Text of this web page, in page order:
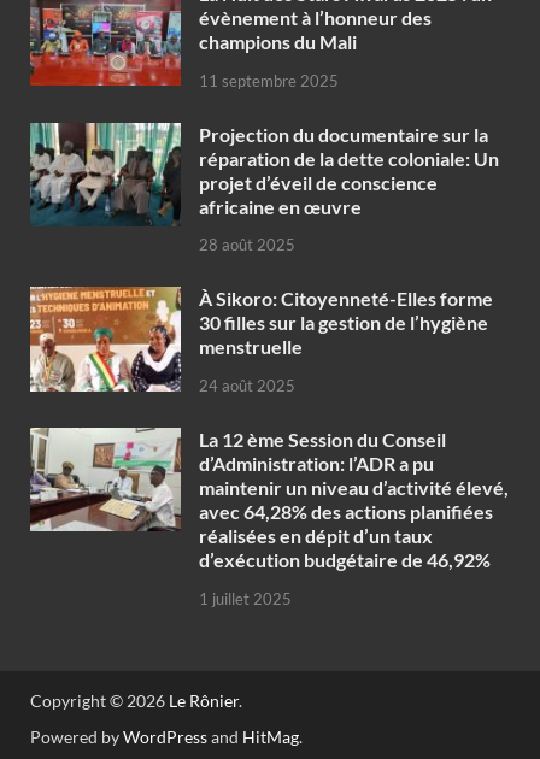
évènement à l’honneur des
champions du Mali
11 septembre 2025
Projection du documentaire sur la
réparation de la dette coloniale: Un
projet d’éveil de conscience
africaine en œuvre‎
28 août 2025
À Sikoro: Citoyenneté-Elles forme
30 filles sur la gestion de l’hygiène
menstruelle
24 août 2025
La 12 ème Session du Conseil
d’Administration: l’ADR a pu
maintenir un niveau d’activité élevé,
avec 64,28% des actions planifiées
réalisées en dépit d’un taux
d’exécution budgétaire de 46,92%
1 juillet 2025
Copyright © 2026 Le Rônier.
Powered byWordPressand HitMag.